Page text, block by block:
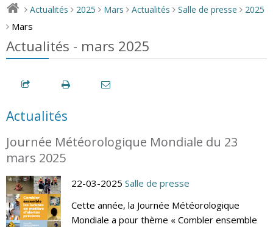
> Actualités > 2025 > Mars > Actualités > Salle de presse > 2025
> Mars
Actualités - mars 2025
Actualités
Journée Météorologique Mondiale du 23
mars 2025
22-03-2025 Salle de presse
Cette année, la Journée Météorologique
Mondiale a pour thème « Combler ensemble